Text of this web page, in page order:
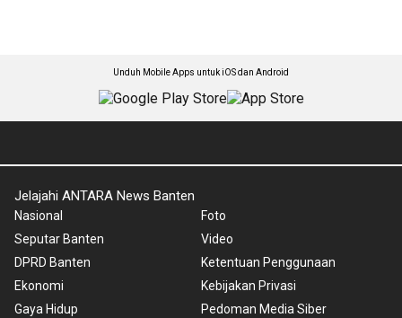
Unduh Mobile Apps untuk iOS dan Android
Jelajahi ANTARA News Banten
Nasional
Seputar Banten
DPRD Banten
Ekonomi
Gaya Hidup
Foto
Video
Ketentuan Penggunaan
Kebijakan Privasi
Pedoman Media Siber